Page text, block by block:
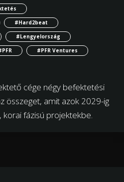
#Hard2beat
#Lengyelország
#PFR Ventures
cége négy befektetési
összeget, amit azok 2029-ig
fázisú projektekbe.